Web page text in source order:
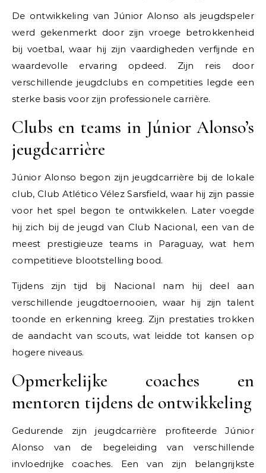
De ontwikkeling van Júnior Alonso als jeugdspeler
werd gekenmerkt door zijn vroege betrokkenheid
bij voetbal, waar hij zijn vaardigheden verfijnde en
waardevolle ervaring opdeed. Zijn reis door
verschillende jeugdclubs en competities legde een
sterke basis voor zijn professionele carrière.
Clubs en teams in Júnior Alonso’s
jeugdcarrière
Júnior Alonso begon zijn jeugdcarrière bij de lokale
club, Club Atlético Vélez Sarsfield, waar hij zijn passie
voor het spel begon te ontwikkelen. Later voegde
hij zich bij de jeugd van Club Nacional, een van de
meest prestigieuze teams in Paraguay, wat hem
competitieve blootstelling bood.
Tijdens zijn tijd bij Nacional nam hij deel aan
verschillende jeugdtoernooien, waar hij zijn talent
toonde en erkenning kreeg. Zijn prestaties trokken
de aandacht van scouts, wat leidde tot kansen op
hogere niveaus.
Opmerkelijke coaches en
mentoren tijdens de ontwikkeling
Gedurende zijn jeugdcarrière profiteerde Júnior
Alonso van de begeleiding van verschillende
invloedrijke coaches. Een van zijn belangrijkste